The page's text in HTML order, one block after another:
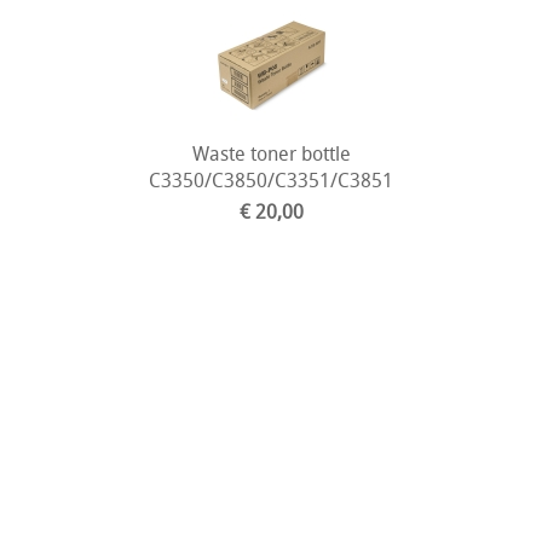
Waste toner bottle
C3350/C3850/C3351/C3851
€ 20,00